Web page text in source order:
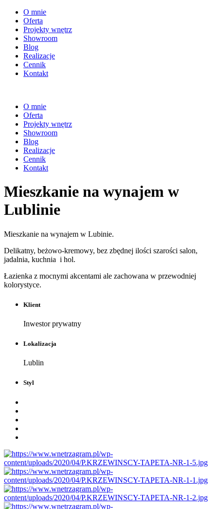
O mnie
Oferta
Projekty wnętrz
Showroom
Blog
Realizacje
Cennik
Kontakt
O mnie
Oferta
Projekty wnętrz
Showroom
Blog
Realizacje
Cennik
Kontakt
Mieszkanie na wynajem w
Lublinie
Mieszkanie na wynajem w Lubinie.
Delikatny, beżowo-kremowy, bez zbędnej ilości szarości salon,
jadalnia, kuchnia i hol.
Łazienka z mocnymi akcentami ale zachowana w przewodniej
kolorystyce.
Klient
Inwestor prywatny
Lokalizacja
Lublin
Styl